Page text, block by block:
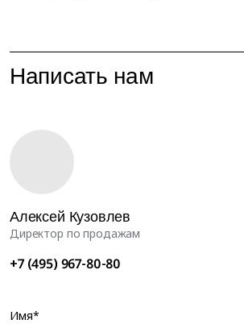
Написать нам
Алексей Кузовлев
Директор по продажам
+7 (495) 967-80-80
Имя*